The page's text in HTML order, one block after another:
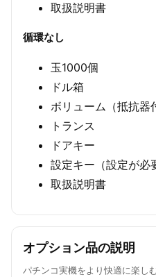
取扱説明書
循環なし
玉1000個
ドル箱
ボリューム（抵抗器
トランス
ドアキー
設定キー（設定が必
取扱説明書
オプション品の説明
パチンコ実機をより快適に楽し